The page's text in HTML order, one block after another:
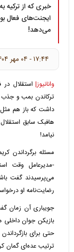
خبری که از ترکیه
ایجنت‌های فعال
می‌دهد!
۱۷:۴۴ - ۰۴ مهر ۱۴۰۴
وانانیوز| استقلال
ترکاندن بمب و
داشت که باز هم
هافبک سابق
نیامد!
مسئله برگرداندن
-مدیرعامل وقت
رضایت‌نامه او
جویباری آن زمان
بازیکن جوان
ترتیب عده‌ای گمان